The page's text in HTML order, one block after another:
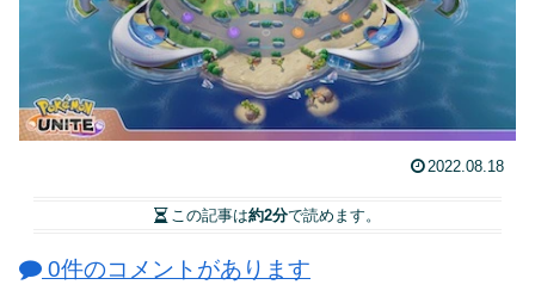
2022.08.18
この記事は約2分で読めます。
0件のコメントがあります